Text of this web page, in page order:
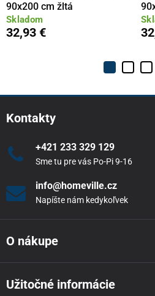
90x200 cm žltá
Skladom
32,93 €
Kontakty
+421 233 329 129
Sme tu pre vás Po-Pi 9-16
info@homeville.cz
Napíšte nám kedykoľvek
O nákupe
Užitočné informácie